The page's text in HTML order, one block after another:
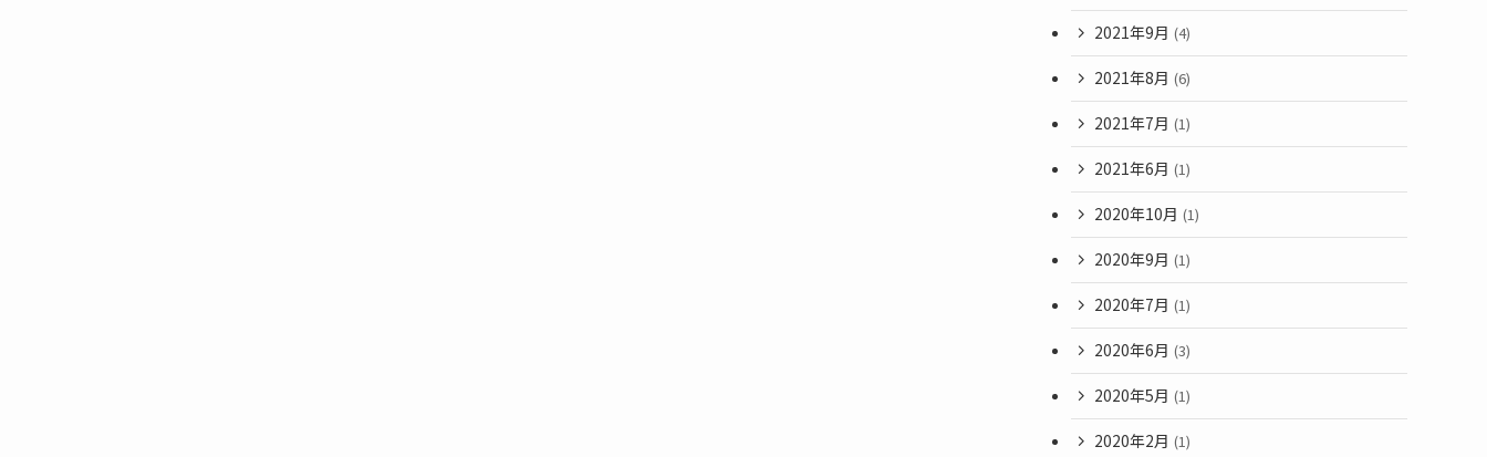
2021年9月 (4)
2021年8月 (6)
2021年7月 (1)
2021年6月 (1)
2020年10月 (1)
2020年9月 (1)
2020年7月 (1)
2020年6月 (3)
2020年5月 (1)
2020年2月 (1)